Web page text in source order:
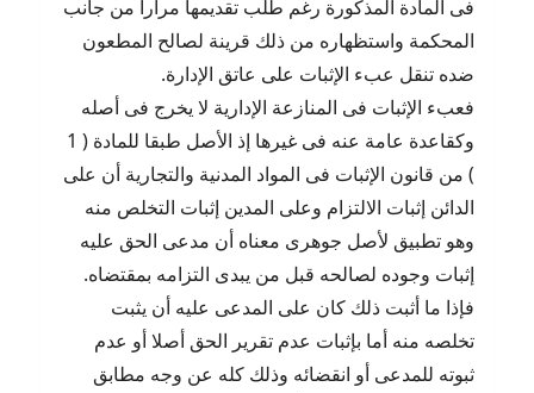
فى المادة المذكورة رغم طلب تقديمها مرارا من جانب
المحكمة واستظهاره من ذلك قرينة لصالح المطعون
ضده تنقل عبء الإثبات على عاتق الإدارة.
فعبء الإثبات فى المنازعة الإدارية لا يخرج فى أصله
وكقاعدة عامة عنه فى غيرها إذ الأصل طبقا للمادة ( 1
) من قانون الإثبات فى المواد المدنية والتجارية أن على
الدائن إثبات الالتزام وعلى المدين إثبات التخلص منه
وهو تطبيق لأصل جوهرى معناه أن مدعى الحق عليه
إثبات وجوده لصالحه قبل من يبدى التزامه بمقتضاه.
فإذا ما أثبت ذلك كان على المدعى عليه أن يثبت
تخلصه منه أما بإثبات عدم تقرير الحق أصلا أو عدم
ثبوته للمدعى أو انقضائه وذلك كله عن وجه مطابق